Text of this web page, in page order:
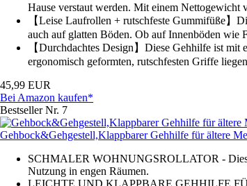
Hause verstaut werden. Mit einem Nettogewicht
【Leise Laufrollen + rutschfeste Gummifüße】
auch auf glatten Böden. Ob auf Innenböden wie
【Durchdachtes Design】Diese Gehhilfe ist mit
ergonomisch geformten, rutschfesten Griffe
45,99 EUR
Bei Amazon kaufen*
Bestseller Nr. 7
Gehbock&Gehgestell,Klappbarer Gehhilfe für ältere
SCHMALER WOHNUNGSROLLATOR -
Nutzung in engen Räumen.
LEICHTE UND KLAPPBARE GEHHILFE FÜR